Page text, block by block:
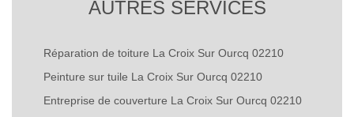
AUTRES SERVICES
Réparation de toiture La Croix Sur Ourcq 02210
Peinture sur tuile La Croix Sur Ourcq 02210
Entreprise de couverture La Croix Sur Ourcq 02210